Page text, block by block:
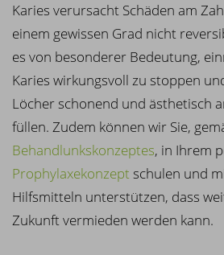
Karies verursacht Schäden am
einem gewissen Grad nicht
es von besonderer Bedeutung,
Karies wirkungsvoll zu stoppen
Löcher schonend und ästhetisch
füllen. Zudem können wir Sie,
Behandlunkskonzeptes, in Ihrem
Prophylaxekonzept schulen und
Hilfsmitteln unterstützen, dass
Zukunft vermieden werden kann.